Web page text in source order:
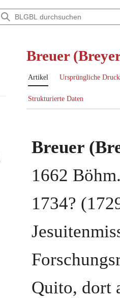
Breuer
Artikel Ursprüngliche
Strukturierte Daten
Breuer
1662
1734?
Quito, dort